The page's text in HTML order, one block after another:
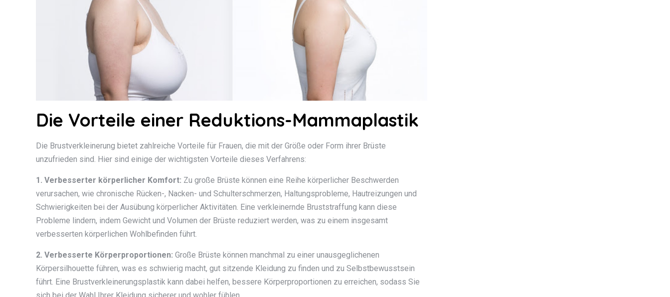
Die Vorteile einer Reduktions-Mammaplastik
Die Brustverkleinerung bietet zahlreiche Vorteile für Frauen, die mit der Größe oder Form ihrer Brüste
unzufrieden sind. Hier sind einige der wichtigsten Vorteile dieses Verfahrens:
1. Verbesserter körperlicher Komfort: Zu große Brüste können eine Reihe körperlicher Beschwerden
verursachen, wie chronische Rücken-, Nacken- und Schulterschmerzen, Haltungsprobleme, Hautreizungen und
Schwierigkeiten bei der Ausübung körperlicher Aktivitäten. Eine verkleinernde Bruststraffung kann diese
Probleme lindern, indem Gewicht und Volumen der Brüste reduziert werden, was zu einem insgesamt
verbesserten körperlichen Wohlbefinden führt.
2. Verbesserte Körperproportionen: Große Brüste können manchmal zu einer unausgeglichenen
Körpersilhouette führen, was es schwierig macht, gut sitzende Kleidung zu finden und zu Selbstbewusstsein
führt. Eine Brustverkleinerungsplastik kann dabei helfen, bessere Körperproportionen zu erreichen, sodass Sie